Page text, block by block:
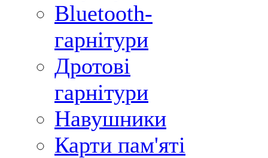
Bluetooth-
гарнітури
Дротові
гарнітури
Навушники
Карти пам'яті